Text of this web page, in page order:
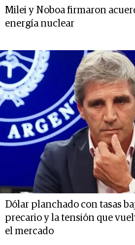
Milei y Noboa firmaron
energía nuclear
Dólar planchado con tasas
precario y la tensión que
el mercado